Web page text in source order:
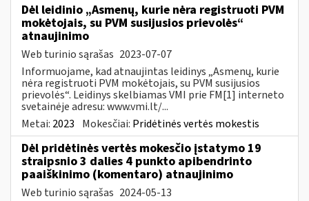
Dėl leidinio „Asmenų, kurie nėra registruoti PVM
mokėtojais, su PVM susijusios prievolės“
atnaujinimo
Web turinio sąrašas 2023-07-07
Informuojame, kad atnaujintas leidinys „Asmenų, kurie
nėra registruoti PVM mokėtojais, su PVM susijusios
prievolės“. Leidinys skelbiamas VMI prie FM[1] interneto
svetainėje adresu: www.vmi.lt/...
Metai: 2023 Mokesčiai: Pridėtinės vertės mokestis
Dėl pridėtinės vertės mokesčio įstatymo 19
straipsnio 3 dalies 4 punkto apibendrinto
paaiškinimo (komentaro) atnaujinimo
Web turinio sąrašas 2024-05-13